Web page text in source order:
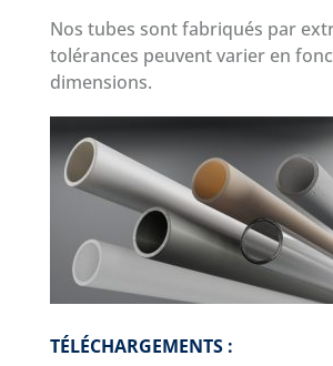
Nos tubes sont fabriqués par
tolérances peuvent varier en
dimensions.
TÉLÉCHARGEMENTS :